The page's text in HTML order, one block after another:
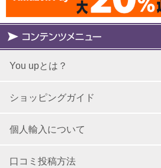
You upとは？
ショッピングガイド
個人輸入について
口コミ投稿方法